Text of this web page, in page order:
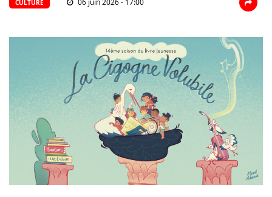
CULTURE 06 juin 2026 - 17:00